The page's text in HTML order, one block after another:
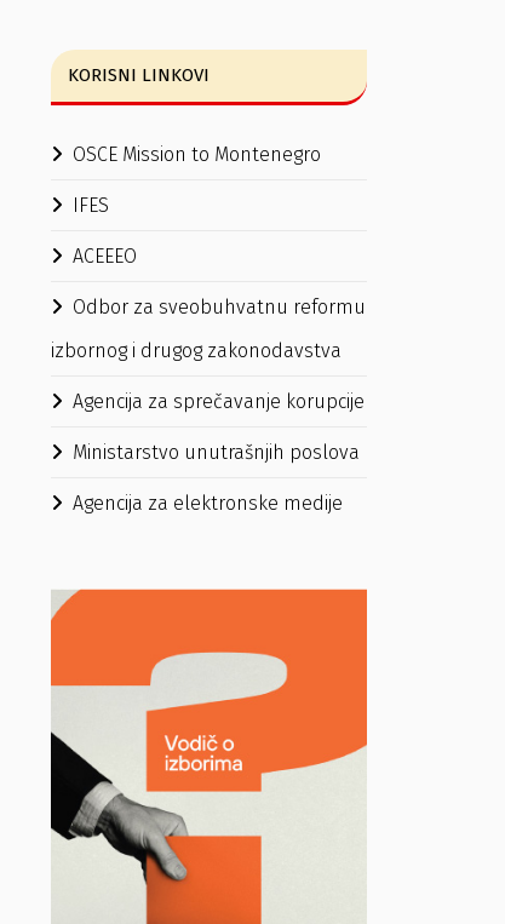
KORISNI LINKOVI
OSCE Mission to Montenegro
IFES
ACEEEO
Odbor za sveobuhvatnu reformu
izbornog i drugog zakonodavstva
Agencija za sprečavanje korupcije
Ministarstvo unutrašnjih poslova
Agencija za elektronske medije